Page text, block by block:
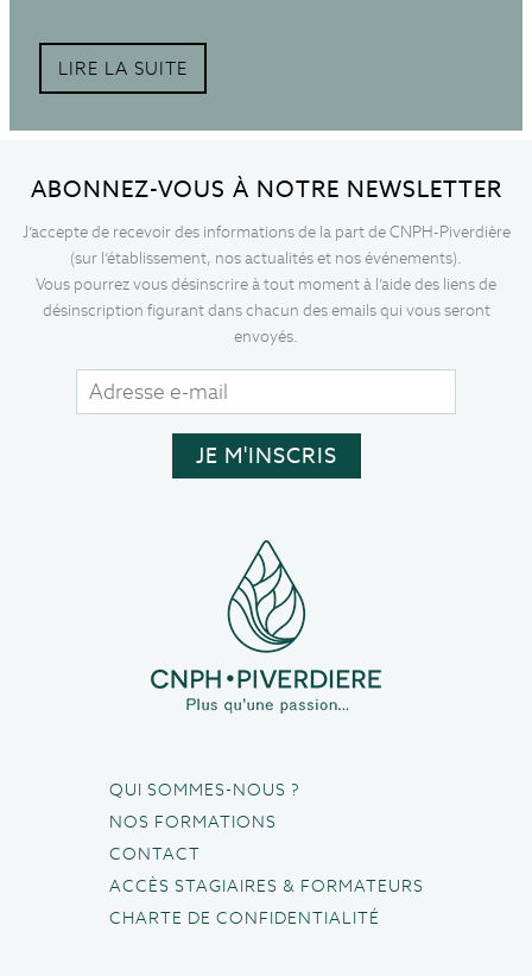
LIRE LA SUITE
ABONNEZ-VOUS À NOTRE NEWSLETTER
J’accepte de recevoir des informations de la part de CNPH-Piverdière
(sur l’établissement, nos actualités et nos événements).
Vous pourrez vous désinscrire à tout moment à l’aide des liens de
désinscription figurant dans chacun des emails qui vous seront
envoyés.
QUI SOMMES-NOUS ?
NOS FORMATIONS
CONTACT
ACCÈS STAGIAIRES & FORMATEURS
CHARTE DE CONFIDENTIALITÉ